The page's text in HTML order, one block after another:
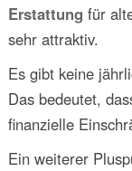
Erstattung für
sehr attraktiv.
Es gibt keine
Das bedeutet,
finanzielle
Ein weiterer